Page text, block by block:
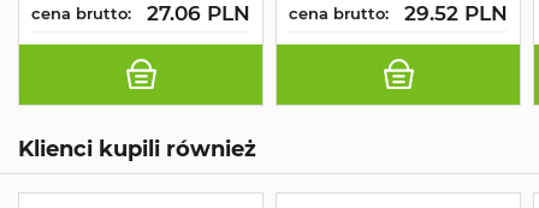
cena brutto: 27.06 PLN cena brutto: 29.52 PLN
Klienci kupili również